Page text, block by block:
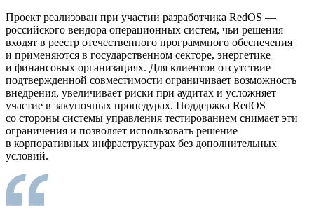
Проект реализован при участии разработчика RedOS —
российского вендора операционных систем, чьи решения
входят в реестр отечественного программного обеспечения
и применяются в государственном секторе, энергетике
и финансовых организациях. Для клиентов отсутствие
подтвержденной совместимости ограничивает возможность
внедрения, увеличивает риски при аудитах и усложняет
участие в закупочных процедурах. Поддержка RedOS
со стороны системы управления тестированием снимает эти
ограничения и позволяет использовать решение
в корпоративных инфраструктурах без дополнительных
условий.